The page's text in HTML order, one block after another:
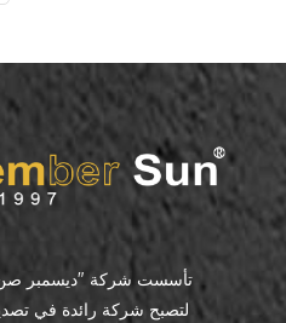
لتصبح شركة رائدة في